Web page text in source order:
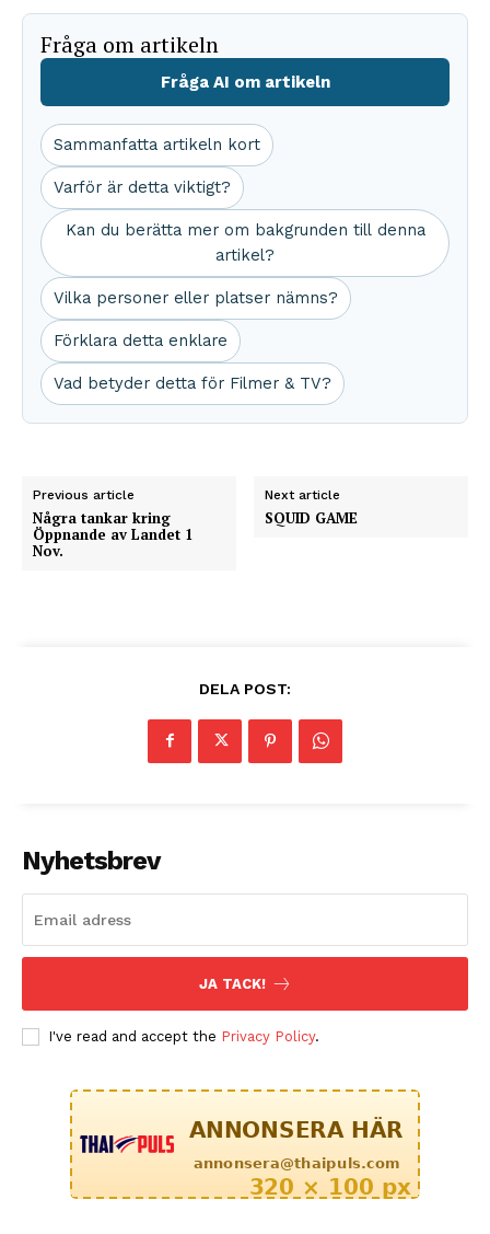
Fråga om artikeln
Fråga AI om artikeln
Sammanfatta artikeln kort
Varför är detta viktigt?
Kan du berätta mer om bakgrunden till denna
artikel?
Vilka personer eller platser nämns?
Förklara detta enklare
Vad betyder detta för Filmer & TV?
Previous article
Några tankar kring
Öppnande av Landet 1
Nov.
Next article
SQUID GAME
DELA POST:
Nyhetsbrev
JA TACK!
I've read and accept the Privacy Policy.